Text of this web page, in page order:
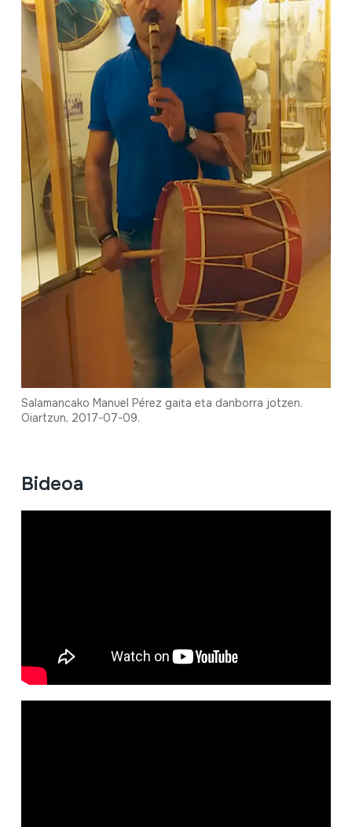
Salamancako Manuel Pérez gaita eta danborra jotzen.
Oiartzun, 2017-07-09.
Bideoa